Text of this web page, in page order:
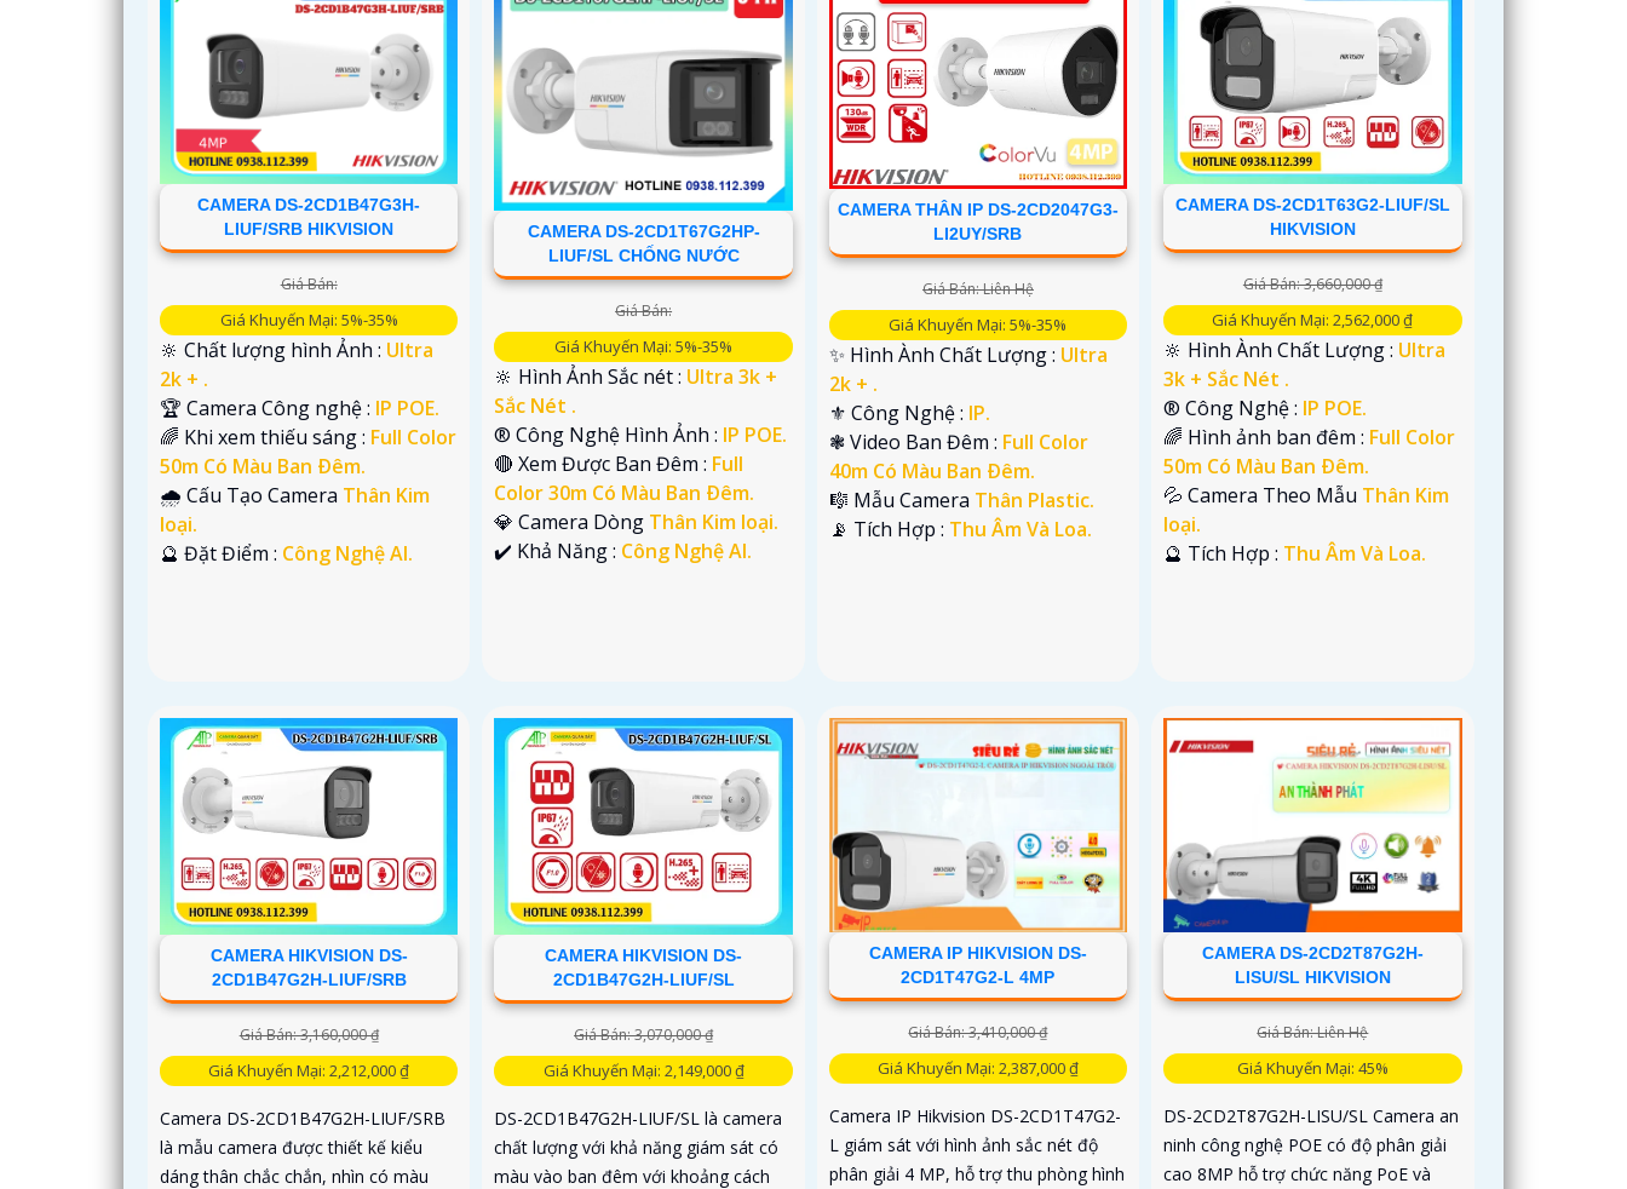
CAMERA DS-2CD1B47G3H-
LIUF/SRB HIKVISION
Giá Bán:
Giá Khuyến Mại: 5%-35%
🔆 Chất lượng hình Ảnh : Ultra
2k + .
🏆 Camera Công nghệ : IP POE.
🌈 Khi xem thiếu sáng : Full Color
50m Có Màu Ban Ðêm.
🌧️ Cấu Tạo Camera Thân Kim
loại.
️🔮 Đặt Điểm : Công Nghệ AI.
CAMERA DS-2CD1T67G2HP-
LIUF/SL CHỐNG NƯỚC
Giá Bán:
Giá Khuyến Mại: 5%-35%
🔆 Hình Ảnh Sắc nét : Ultra 3k +
Sắc Nét .
®️ Công Nghệ Hình Ảnh : IP POE.
🔴 Xem Được Ban Đêm : Full
Color 30m Có Màu Ban Ðêm.
💎 Camera Dòng Thân Kim loại.
️✔️ Khả Năng : Công Nghệ AI.
CAMERA THÂN IP DS-2CD2047G3-
LI2UY/SRB
Giá Bán: Liên Hệ
Giá Khuyến Mại: 5%-35%
✨ Hình Ành Chất Lượng : Ultra
2k + .
⚜️ Công Nghệ : IP.
❃ Video Ban Đêm : Full Color
40m Có Màu Ban Ðêm.
🎼️ Mẫu Camera Thân Plastic.
️📡 Tích Hợp : Thu Âm Và Loa.
CAMERA DS-2CD1T63G2-LIUF/SL
HIKVISION
Giá Bán: 3,660,000 ₫
Giá Khuyến Mại: 2,562,000 ₫
🔆 Hình Ành Chất Lượng : Ultra
3k + Sắc Nét .
®️ Công Nghệ : IP POE.
🌈 Hình ảnh ban đêm : Full Color
50m Có Màu Ban Ðêm.
💦 Camera Theo Mẫu Thân Kim
loại.
️🔮 Tích Hợp : Thu Âm Và Loa.
CAMERA HIKVISION DS-
2CD1B47G2H-LIUF/SRB
Giá Bán: 3,160,000 ₫
Giá Khuyến Mại: 2,212,000 ₫
Camera DS-2CD1B47G2H-LIUF/SRB
là mẫu camera được thiết kế kiểu
dáng thân chắc chắn, nhìn có màu
CAMERA HIKVISION DS-
2CD1B47G2H-LIUF/SL
Giá Bán: 3,070,000 ₫
Giá Khuyến Mại: 2,149,000 ₫
DS-2CD1B47G2H-LIUF/SL là camera
chất lượng với khả năng giám sát có
màu vào ban đêm với khoảng cách
CAMERA IP HIKVISION DS-
2CD1T47G2-L 4MP
Giá Bán: 3,410,000 ₫
Giá Khuyến Mại: 2,387,000 ₫
Camera IP Hikvision DS-2CD1T47G2-
L giám sát với hình ảnh sắc nét độ
phân giải 4 MP, hỗ trợ thu phòng hình
CAMERA DS-2CD2T87G2H-
LISU/SL HIKVISION
Giá Bán: Liên Hệ
Giá Khuyến Mại: 45%
DS-2CD2T87G2H-LISU/SL Camera an
ninh công nghệ POE có độ phân giải
cao 8MP hỗ trợ chức năng PoE và